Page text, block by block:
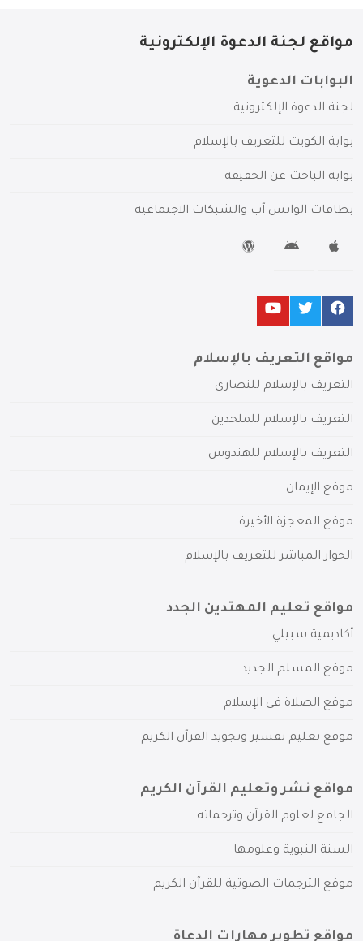
مواقع لجنة الدعوة الإلكترونية
البوابات الدعوية
لجنة الدعوة الإلكترونية
بوابة الكويت للتعريف بالإسلام
بوابة الباحث عن الحقيقة
بطاقات الواتس آب والشبكات الاجتماعية
مواقع التعريف بالإسلام
التعريف بالإسلام للنصارى
التعريف بالإسلام للملحدين
التعريف بالإسلام للهندوس
موقع الإيمان
موقع المعجزة الأخيرة
الحوار المباشر للتعريف بالإسلام
مواقع تعليم المهتدين الجدد
أكاديمية سبيلي
موقع المسلم الجديد
موقع الصلاة في الإسلام
موقع تعليم تفسير وتجويد القرآن الكريم
مواقع نشر وتعليم القرآن الكريم
الجامع لعلوم القرآن وترجماته
السنة النبوية وعلومها
موقع الترجمات الصوتية للقرآن الكريم
مواقع تطوير مهارات الدعاة